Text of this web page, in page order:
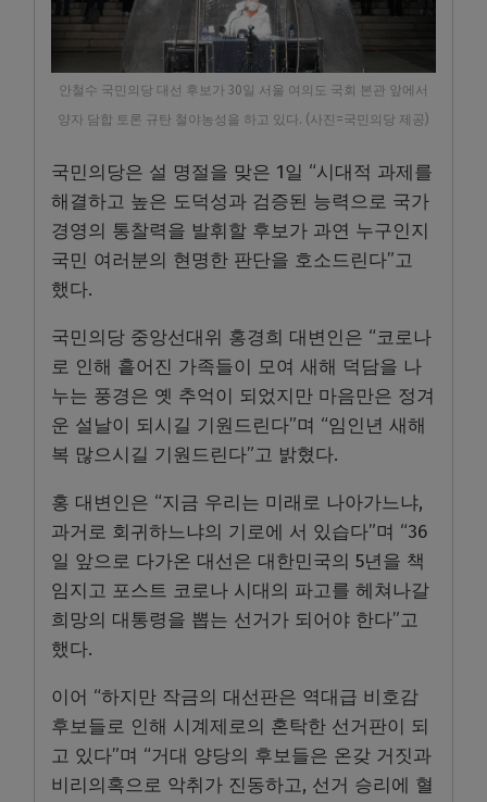
안철수 국민의당 대선 후보가 30일 서울 여의도 국회 본관 앞에서
양자 담합 토론 규탄 철야농성을 하고 있다. (사진=국민의당 제공)
국민의당은 설 명절을 맞은 1일 “시대적 과제를
해결하고 높은 도덕성과 검증된 능력으로 국가
경영의 통찰력을 발휘할 후보가 과연 누구인지
국민 여러분의 현명한 판단을 호소드린다”고
했다.
국민의당 중앙선대위 홍경희 대변인은 “코로나
로 인해 흩어진 가족들이 모여 새해 덕담을 나
누는 풍경은 옛 추억이 되었지만 마음만은 정겨
운 설날이 되시길 기원드린다”며 “임인년 새해
복 많으시길 기원드린다”고 밝혔다.
홍 대변인은 “지금 우리는 미래로 나아가느냐,
과거로 회귀하느냐의 기로에 서 있습다”며 “36
일 앞으로 다가온 대선은 대한민국의 5년을 책
임지고 포스트 코로나 시대의 파고를 헤쳐나갈
희망의 대통령을 뽑는 선거가 되어야 한다”고
했다.
이어 “하지만 작금의 대선판은 역대급 비호감
후보들로 인해 시계제로의 혼탁한 선거판이 되
고 있다”며 “거대 양당의 후보들은 온갖 거짓과
비리의혹으로 악취가 진동하고, 선거 승리에 혈